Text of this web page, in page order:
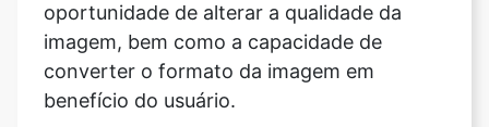
benefício do usuário.
Meu arquivo será salvo depois que